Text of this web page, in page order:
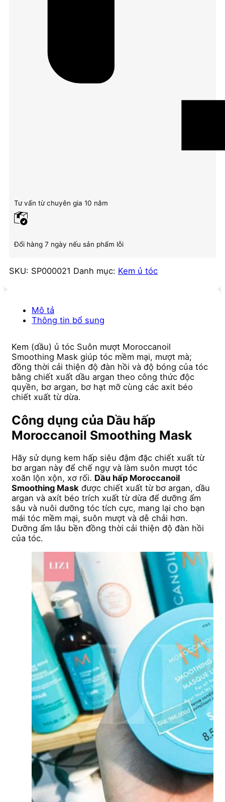
Tư vấn từ chuyên gia 10 năm
Đổi hàng 7 ngày nếu sản phẩm lỗi
SKU: SP000021 Danh mục: Kem ủ tóc
Mô tả
Thông tin bổ sung
Kem (dầu) ủ tóc Suôn mượt Moroccanoil
Smoothing Mask giúp tóc mềm mại, mượt mà;
đồng thời cải thiện độ đàn hồi và độ bóng của tóc
bằng chiết xuất dầu argan theo công thức độc
quyền, bơ argan, bơ hạt mỡ cùng các axit béo
chiết xuất từ dừa.
Công dụng của Dầu hấp
Moroccanoil Smoothing Mask
Hãy sử dụng kem hấp siêu đậm đặc chiết xuất từ
bơ argan này để chế ngự và làm suôn mượt tóc
xoăn lộn xộn, xơ rối. Dầu hấp Moroccanoil
Smoothing Mask được chiết xuất từ bơ argan, dầu
argan và axít béo trích xuất từ dừa để dưỡng ẩm
sâu và nuôi dưỡng tóc tích cực, mang lại cho bạn
mái tóc mềm mại, suôn mượt và dễ chải hơn.
Dưỡng ẩm lâu bền đồng thời cải thiện độ đàn hồi
của tóc.